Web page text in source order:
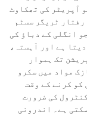
آپریٹر کی تھکاوٹ
ٹریگر سسٹم
انگلی کے دباؤ کی
ہے اور آہستہ،
تک ہموار
مواد میں سکرو
کو کرنے کے وقت
کی ضرورت
ہے۔ اندرونی